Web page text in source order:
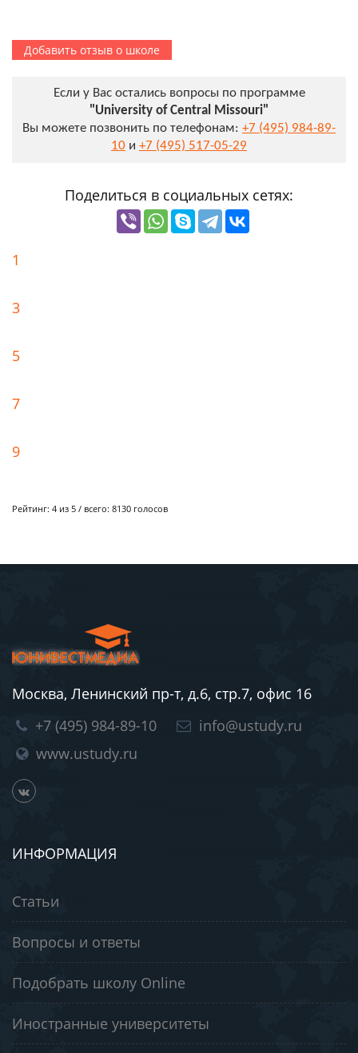
Добавить отзыв о школе
Если у Вас остались вопросы по программе
"University of Central Missouri"
Вы можете позвонить по телефонам: +7 (495) 984-89-
10 и +7 (495) 517-05-29
Поделиться в социальных сетях:
1
3
5
7
9
Рейтинг: 4 из 5 / всего: 8130 голосов
Москва, Ленинский пр-т, д.6, стр.7, офис 16
+7 (495) 984-89-10
info@ustudy.ru
www.ustudy.ru
ИНФОРМАЦИЯ
Статьи
Вопросы и ответы
Подобрать школу Online
Иностранные университеты